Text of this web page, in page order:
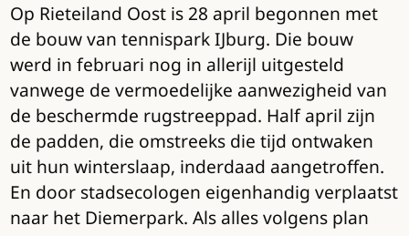
Op Rieteiland Oost is 28 april begonnen met
de bouw van tennispark IJburg. Die bouw
werd in februari nog in allerijl uitgesteld
vanwege de vermoedelijke aanwezigheid van
de beschermde rugstreeppad. Half april zijn
de padden, die omstreeks die tijd ontwaken
uit hun winterslaap, inderdaad aangetroffen.
En door stadsecologen eigenhandig verplaatst
naar het Diemerpark. Als alles volgens plan